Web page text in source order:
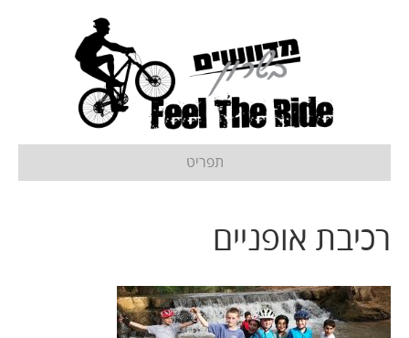
תפריט
רכיבת אופניים